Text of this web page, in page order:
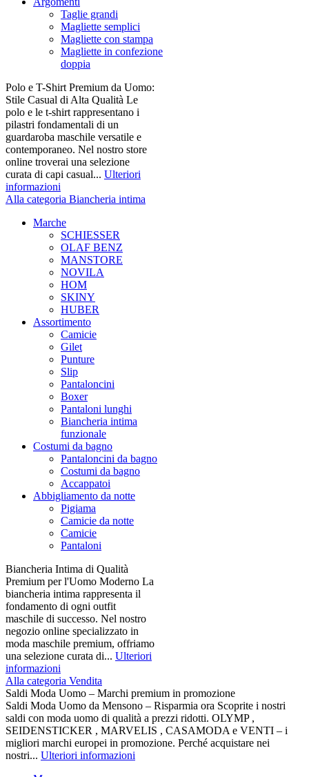
Taglie grandi
Magliette semplici
Magliette con stampa
Magliette in confezione
doppia
Polo e T-Shirt Premium da Uomo:
Stile Casual di Alta Qualità Le
polo e le t-shirt rappresentano i
pilastri fondamentali di un
guardaroba maschile versatile e
contemporaneo. Nel nostro store
online troverai una selezione
curata di capi casual... Ulteriori
informazioni
Alla categoria Biancheria intima
Marche
SCHIESSER
OLAF BENZ
MANSTORE
NOVILA
HOM
SKINY
HUBER
Assortimento
Camicie
Gilet
Punture
Slip
Pantaloncini
Boxer
Pantaloni lunghi
Biancheria intima
funzionale
Costumi da bagno
Pantaloncini da bagno
Costumi da bagno
Accappatoi
Abbigliamento da notte
Pigiama
Camicie da notte
Camicie
Pantaloni
Biancheria Intima di Qualità
Premium per l'Uomo Moderno La
biancheria intima rappresenta il
fondamento di ogni outfit
maschile di successo. Nel nostro
negozio online specializzato in
moda maschile premium, offriamo
una selezione curata di... Ulteriori
informazioni
Alla categoria Vendita
Saldi Moda Uomo – Marchi premium in promozione
Saldi Moda Uomo da Mensono – Risparmia ora Scoprite i nostri
saldi con moda uomo di qualità a prezzi ridotti. OLYMP ,
SEIDENSTICKER , MARVELIS , CASAMODA e VENTI – i
migliori marchi europei in promozione. Perché acquistare nei
nostri... Ulteriori informazioni